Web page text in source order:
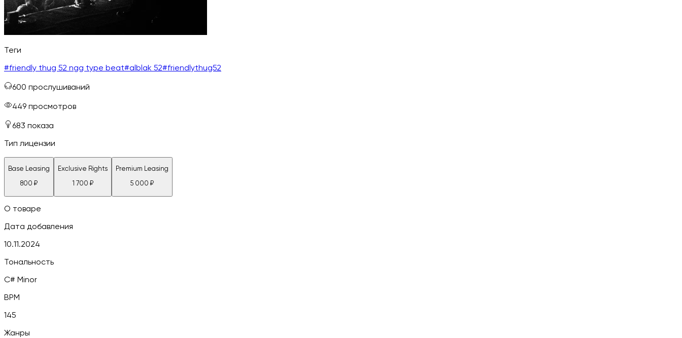
Теги
#friendly thug 52 ngg type beat#alblak 52#friendlythug52
600 прослушиваний
449 просмотров
683 показа
Тип лицензии
Base Leasing
800 ₽
Exclusive Rights
1 700 ₽
Premium Leasing
5 000 ₽
О товаре
Дата добавления
10.11.2024
Тональность
C# Minor
BPM
145
Жанры